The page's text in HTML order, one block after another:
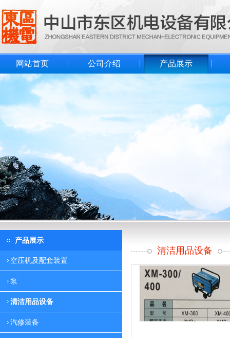
网站首页 公司介绍 产品展示
产品展示
空压机及配套装置
泵
清洁用品设备
汽修装备
清洁用品设备